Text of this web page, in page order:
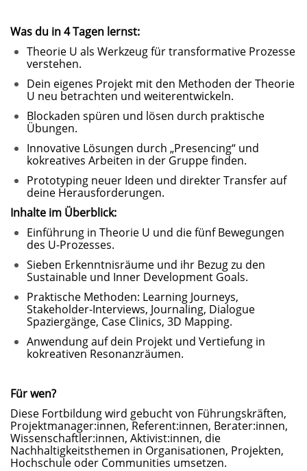
Was du in 4 Tagen lernst:
Theorie U als Werkzeug für transformative Prozesse
verstehen.
Dein eigenes Projekt mit den Methoden der Theorie
U neu betrachten und weiterentwickeln.
Blockaden spüren und lösen durch praktische
Übungen.
Innovative Lösungen durch „Presencing“ und
kokreatives Arbeiten in der Gruppe finden.
Prototyping neuer Ideen und direkter Transfer auf
deine Herausforderungen.
Inhalte im Überblick:
Einführung in Theorie U und die fünf Bewegungen
des U-Prozesses.
Sieben Erkenntnisräume und ihr Bezug zu den
Sustainable und Inner Development Goals.
Praktische Methoden: Learning Journeys,
Stakeholder-Interviews, Journaling, Dialogue
Spaziergänge, Case Clinics, 3D Mapping.
Anwendung auf dein Projekt und Vertiefung in
kokreativen Resonanzräumen.
Für wen?
Diese Fortbildung wird gebucht von Führungskräften,
Projektmanager:innen, Referent:innen, Berater:innen,
Wissenschaftler:innen, Aktivist:innen, die
Nachhaltigkeitsthemen in Organisationen, Projekten,
Hochschule oder Communities umsetzen.